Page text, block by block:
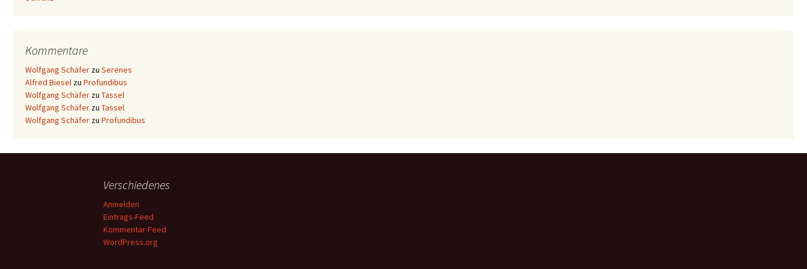
Kommentare
Wolfgang Schäfer zu Serenes
Alfred Biesel zu Profundibus
Wolfgang Schäfer zu Tassel
Wolfgang Schäfer zu Tassel
Wolfgang Schäfer zu Profundibus
Verschiedenes
Anmelden
Eintrags-Feed
Kommentar-Feed
WordPress.org